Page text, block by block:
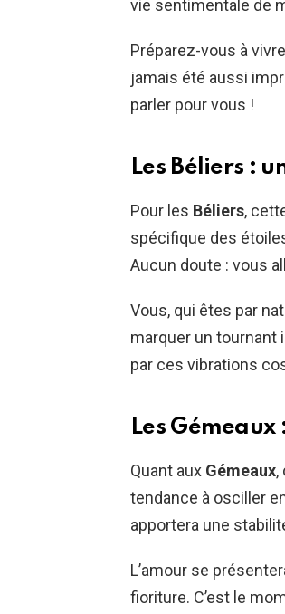
vie sentimentale de
Préparez-vous à
jamais été aussi
parler pour vous !
Les Béliers :
Pour les Béliers,
spécifique des
Aucun doute : vous
Vous, qui êtes par
marquer un tournant
par ces vibrations
Les
Quant aux Gémeaux,
tendance à osciller
apportera une
L’amour se
fioriture. C’est le